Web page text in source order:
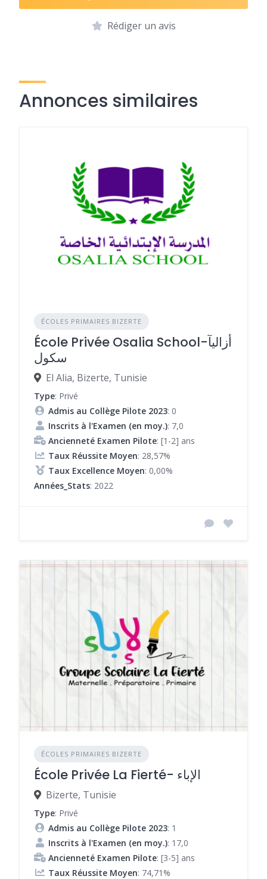
Rédiger un avis
Annonces similaires
ÉCOLES PRIMAIRES BIZERTE
École Privée Osalia School-أزاليآ
سكول
El Alia, Bizerte, Tunisie
Type: Privé
Admis au Collège Pilote 2023: 0
Inscrits à l'Examen (en moy.): 7,0
Ancienneté Examen Pilote: [1-2] ans
Taux Réussite Moyen: 28,57%
Taux Excellence Moyen: 0,00%
Années_Stats: 2022
ÉCOLES PRIMAIRES BIZERTE
École Privée La Fierté- الإباء
Bizerte, Tunisie
Type: Privé
Admis au Collège Pilote 2023: 1
Inscrits à l'Examen (en moy.): 17,0
Ancienneté Examen Pilote: [3-5] ans
Taux Réussite Moyen: 74,71%